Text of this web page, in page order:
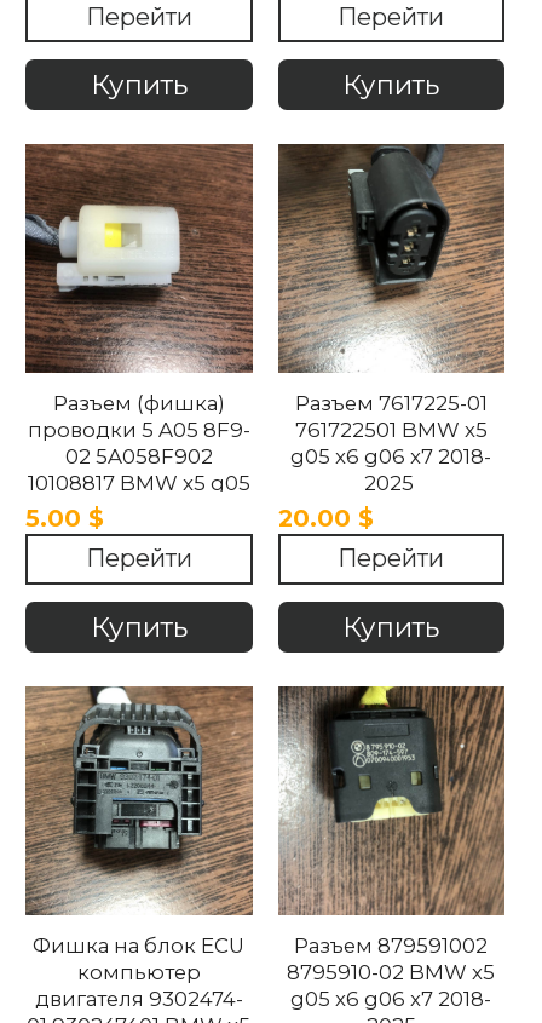
Перейти
Купить
Перейти
Купить
Разъем (фишка)
проводки 5 A05 8F9-
02 5A058F902
10108817 BMW x5 g05
x6 g06 x7 2018-2025
5.00 $
Перейти
Купить
Разъем 7617225-01
761722501 BMW x5
g05 x6 g06 x7 2018-
2025
20.00 $
Перейти
Купить
Фишка на блок ECU
компьютер
двигателя 9302474-
Разъем 879591002
8795910-02 BMW x5
g05 x6 g06 x7 2018-